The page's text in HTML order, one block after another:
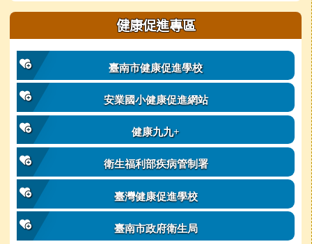
健康促進專區
臺南市健康促進學校
安業國小健康促進網站
健康九九+
衛生福利部疾病管制署
臺灣健康促進學校
臺南市政府衛生局